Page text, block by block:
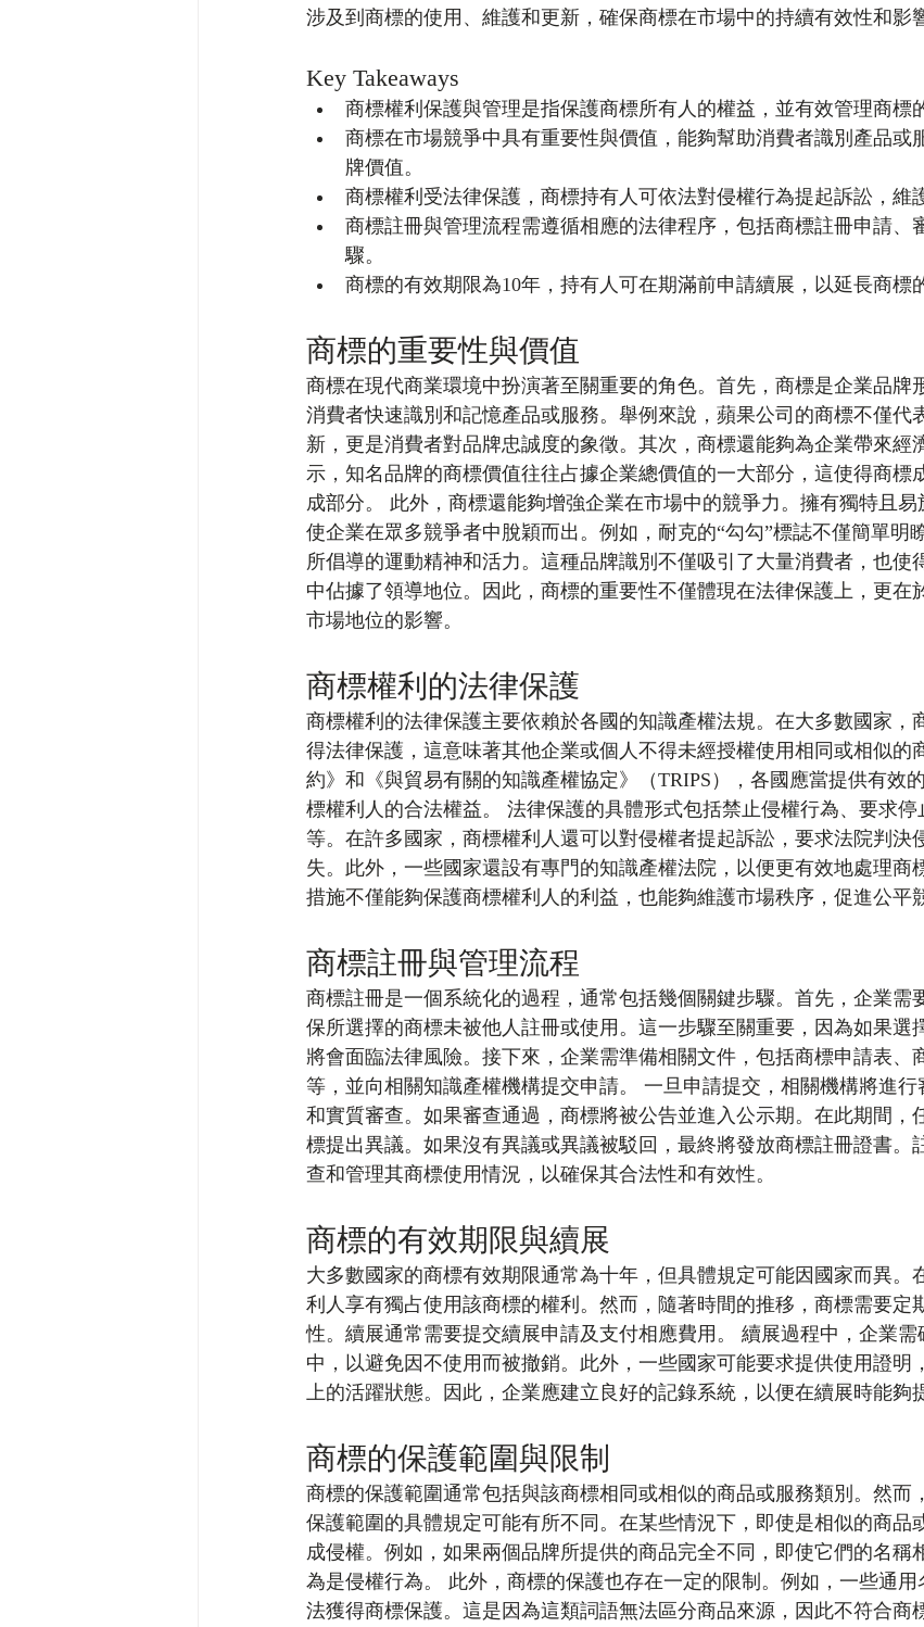
涉及到商標的使用、維護和更新，確保商標在市場中的持續有效性和影
Key Takeaways
商標權利保護與管理是指保護商標所有人的權益，並有效管理商標
商標在市場競爭中具有重要性與價值，能夠幫助消費者識別產品或
牌價值。
商標權利受法律保護，商標持有人可依法對侵權行為提起訴訟，維
商標註冊與管理流程需遵循相應的法律程序，包括商標註冊申請、
驟。
商標的有效期限為10年，持有人可在期滿前申請續展，以延長商標
商標的重要性與價值
商標在現代商業環境中扮演著至關重要的角色。首先，商標是企業品牌
消費者快速識別和記憶產品或服務。舉例來說，蘋果公司的商標不僅代
新，更是消費者對品牌忠誠度的象徵。其次，商標還能夠為企業帶來經
示，知名品牌的商標價值往往占據企業總價值的一大部分，這使得商標
成部分。 此外，商標還能夠增強企業在市場中的競爭力。擁有獨特且易
使企業在眾多競爭者中脫穎而出。例如，耐克的“勾勾”標誌不僅簡單明
所倡導的運動精神和活力。這種品牌識別不僅吸引了大量消費者，也使
中佔據了領導地位。因此，商標的重要性不僅體現在法律保護上，更在
市場地位的影響。
商標權利的法律保護
商標權利的法律保護主要依賴於各國的知識產權法規。在大多數國家，
得法律保護，這意味著其他企業或個人不得未經授權使用相同或相似的
約》和《與貿易有關的知識產權協定》（TRIPS），各國應當提供有效
標權利人的合法權益。 法律保護的具體形式包括禁止侵權行為、要求停
等。在許多國家，商標權利人還可以對侵權者提起訴訟，要求法院判決
失。此外，一些國家還設有專門的知識產權法院，以便更有效地處理商
措施不僅能夠保護商標權利人的利益，也能夠維護市場秩序，促進公平
商標註冊與管理流程
商標註冊是一個系統化的過程，通常包括幾個關鍵步驟。首先，企業需
保所選擇的商標未被他人註冊或使用。這一步驟至關重要，因為如果選
將會面臨法律風險。接下來，企業需準備相關文件，包括商標申請表、
等，並向相關知識產權機構提交申請。 一旦申請提交，相關機構將進
和實質審查。如果審查通過，商標將被公告並進入公示期。在此期間，
標提出異議。如果沒有異議或異議被駁回，最終將發放商標註冊證書。
查和管理其商標使用情況，以確保其合法性和有效性。
商標的有效期限與續展
大多數國家的商標有效期限通常為十年，但具體規定可能因國家而異。
利人享有獨占使用該商標的權利。然而，隨著時間的推移，商標需要定
性。續展通常需要提交續展申請及支付相應費用。 續展過程中，企業需
中，以避免因不使用而被撤銷。此外，一些國家可能要求提供使用證明
上的活躍狀態。因此，企業應建立良好的記錄系統，以便在續展時能夠
商標的保護範圍與限制
商標的保護範圍通常包括與該商標相同或相似的商品或服務類別。然而
保護範圍的具體規定可能有所不同。在某些情況下，即使是相似的商品
成侵權。例如，如果兩個品牌所提供的商品完全不同，即使它們的名稱
為是侵權行為。 此外，商標的保護也存在一定的限制。例如，一些通
法獲得商標保護。這是因為這類詞語無法區分商品來源，因此不符合商